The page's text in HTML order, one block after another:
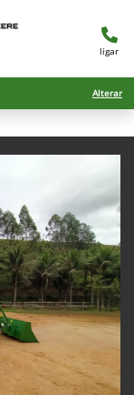
ligar
Alterar